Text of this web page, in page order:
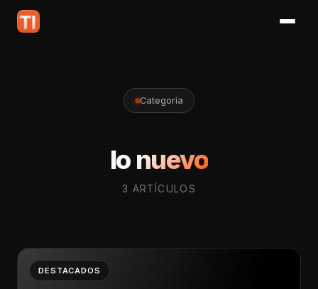
Categoría
lo nuevo
3 ARTÍCULOS
DESTACADOS